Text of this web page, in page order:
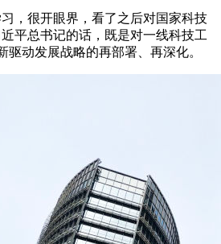
，很开眼界，看了之后对国家科技
平总书记的话，既是对一线科技工
驱动发展战略的再部署、再深化。